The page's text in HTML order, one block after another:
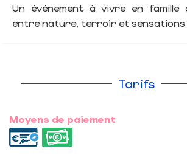
Un événement à vivre en famille
entre nature, terroir et sensations
Tarifs
Moyens de paiement